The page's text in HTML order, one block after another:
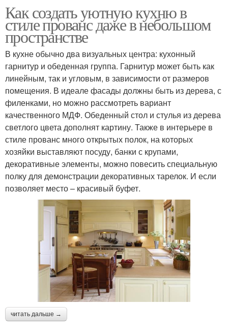
Как создать уютную кухню в
стиле прованс даже в небольшом
пространстве
В кухне обычно два визуальных центра: кухонный
гарнитур и обеденная группа. Гарнитур может быть как
линейным, так и угловым, в зависимости от размеров
помещения. В идеале фасады должны быть из дерева, с
филенками, но можно рассмотреть вариант
качественного МДФ. Обеденный стол и стулья из дерева
светлого цвета дополнят картину. Также в интерьере в
стиле прованс много открытых полок, на которых
хозяйки выставляют посуду, банки с крупами,
декоративные элементы, можно повесить специальную
полку для демонстрации декоративных тарелок. И если
позволяет место – красивый буфет.
читать дальше →